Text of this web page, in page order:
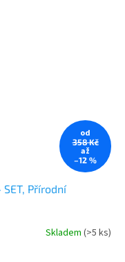
od
358 Kč
až
–12 %
Přírodní
Skladem(>5 ks)